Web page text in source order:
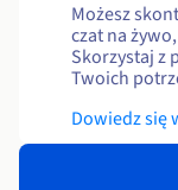
Możesz
czat na
Skorzystaj z
Twoich
Dowiedz się